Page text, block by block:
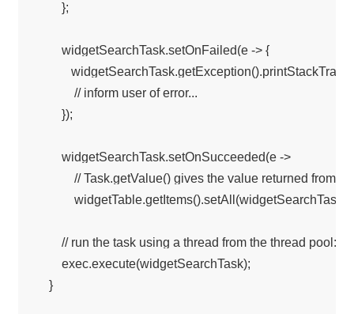
        };
        widgetSearchTask.setOnFailed(e -> {
            // inform user of error...
        });
        widgetSearchTask.setOnSucceeded(e ->
// Task.getValue() gives the value returned from
        // run the task using a thread from the thread pool:
        exec.execute(widgetSearchTask);
    }